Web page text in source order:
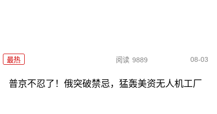
最热 阅读 9889 08-03
普京不忍了！俄突破禁忌，猛轰美资无人机工厂